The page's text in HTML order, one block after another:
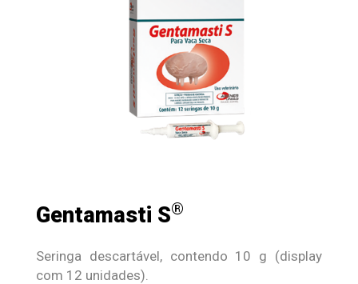
Gentamasti S®
Seringa descartável, contendo 10 g (display
com 12 unidades).